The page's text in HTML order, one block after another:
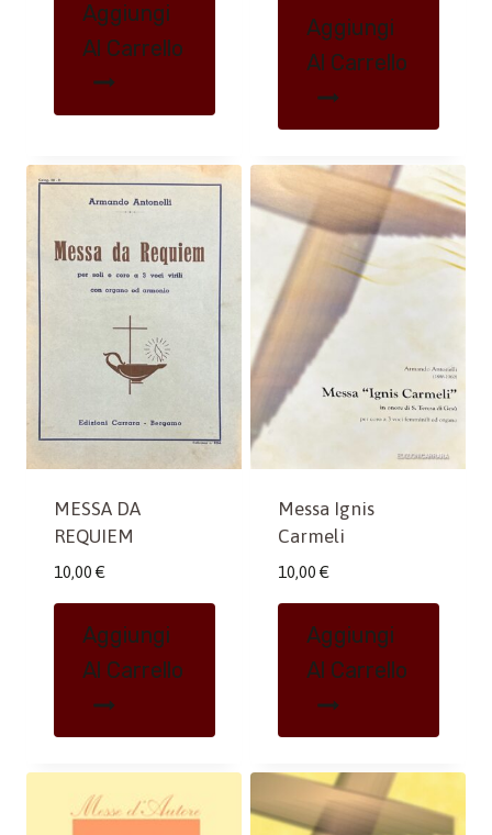
Aggiungi
Al Carrello
Aggiungi
Al Carrello
MESSA DA
REQUIEM
10,00 €
Aggiungi
Al Carrello
Messa Ignis
Carmeli
10,00 €
Aggiungi
Al Carrello